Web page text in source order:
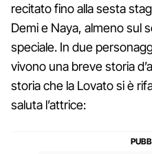
recitato fino alla sesta
Demi e Naya, almeno sul
speciale. In due
vivono una breve storia
storia che la Lovato si è
saluta l’attrice: